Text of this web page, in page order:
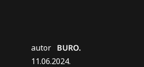
autor BURO.
11.06.2024.